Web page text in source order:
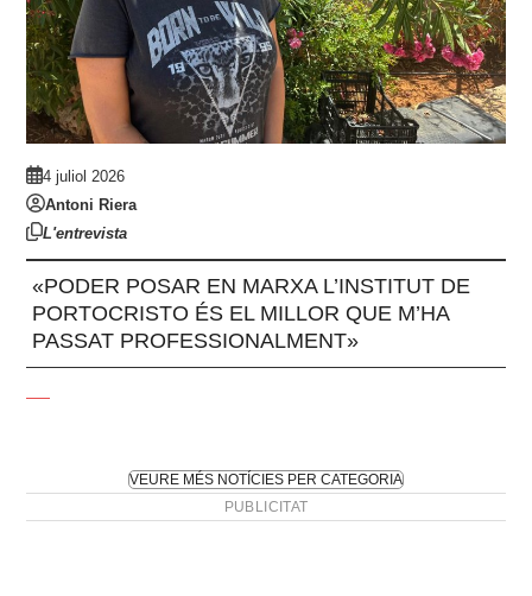
4 juliol 2026
Antoni Riera
L'entrevista
«PODER POSAR EN MARXA L’INSTITUT DE
PORTOCRISTO ÉS EL MILLOR QUE M’HA
PASSAT PROFESSIONALMENT»
VEURE MÉS NOTÍCIES PER CATEGORIA
PUBLICITAT